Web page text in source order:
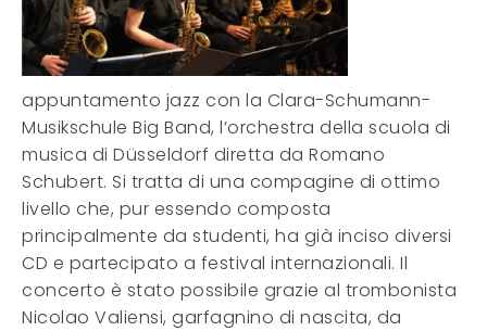
appuntamento jazz con la Clara-Schumann-
Musikschule Big Band, l’orchestra della scuola di
musica di Düsseldorf diretta da Romano
Schubert. Si tratta di una compagine di ottimo
livello che, pur essendo composta
principalmente da studenti, ha già inciso diversi
CD e partecipato a festival internazionali. Il
concerto è stato possibile grazie al trombonista
Nicolao Valiensi, garfagnino di nascita, da